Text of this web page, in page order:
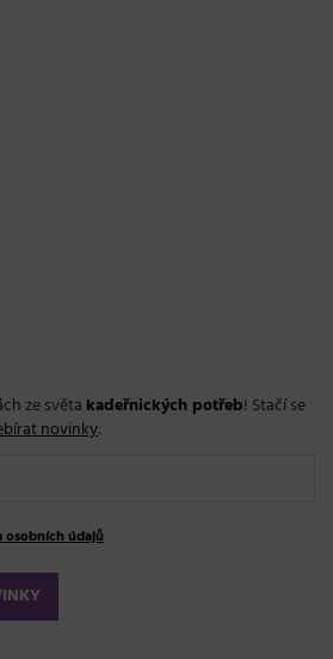
ze světa kadeřnických potřeb! Stačí se
novinky:
osobních údajů